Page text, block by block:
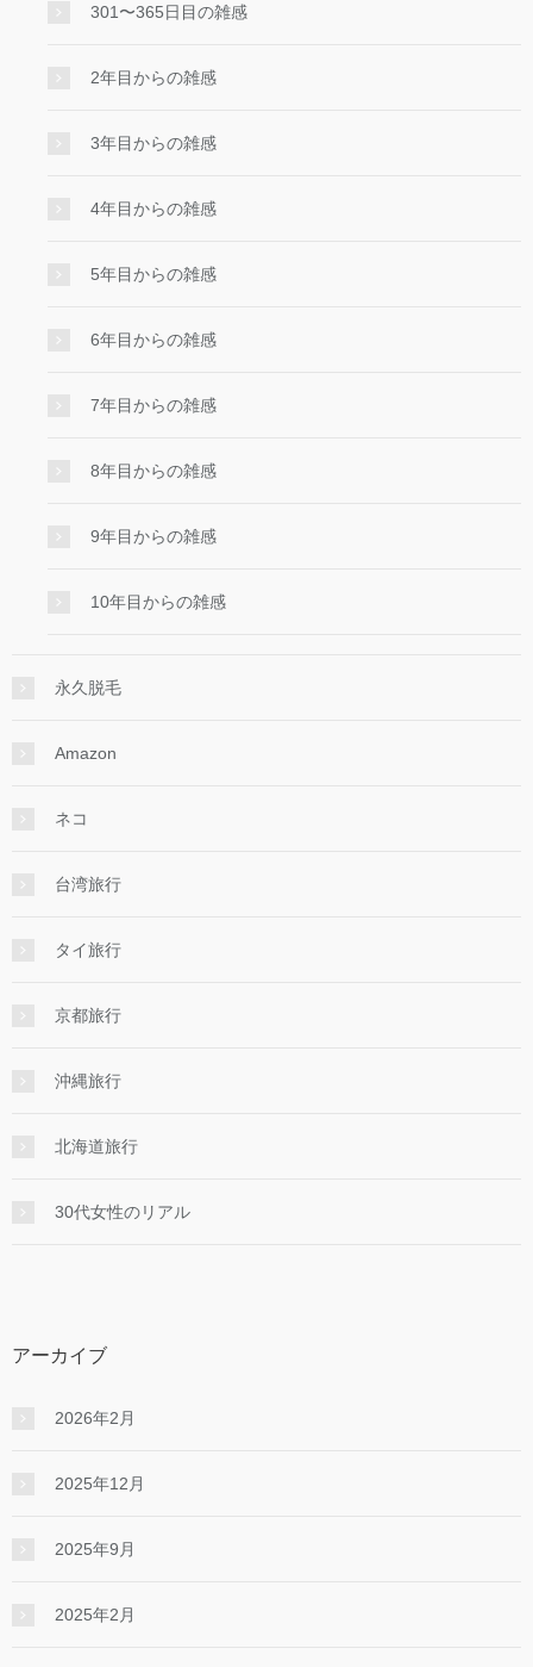
301〜365日目の雑感
2年目からの雑感
3年目からの雑感
4年目からの雑感
5年目からの雑感
6年目からの雑感
7年目からの雑感
8年目からの雑感
9年目からの雑感
10年目からの雑感
永久脱毛
Amazon
ネコ
台湾旅行
タイ旅行
京都旅行
沖縄旅行
北海道旅行
30代女性のリアル
アーカイブ
2026年2月
2025年12月
2025年9月
2025年2月